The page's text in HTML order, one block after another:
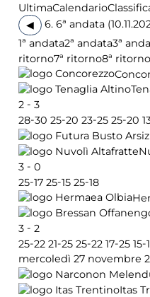
UltimaCalendario
◀
6. 6ª andata
1ª andata2ª andata3ª
ritorno7ª ritorno8ª ritorno
2 - 3
28-30 25-20 23-25 25-20
3 - 0
25-17 25-15 25-18
3 - 2
25-22 21-25 25-22 17-25 15-
mercoledì 27 novembre
Itas